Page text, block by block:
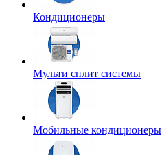
Кондиционеры
Мульти сплит системы
Мобильные кондиционеры